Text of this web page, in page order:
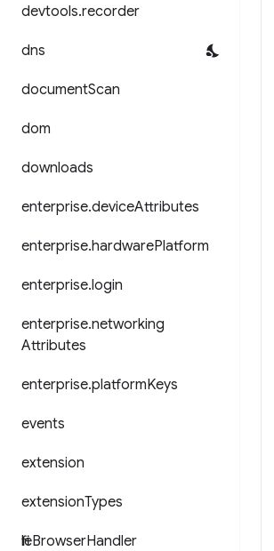
devtools.recorder
dns
documentScan
dom
downloads
enterprise.deviceAttributes
enterprise.hardwarePlatform
enterprise.login
enterprise.networking
Attributes
enterprise.platformKeys
events
extension
extensionTypes
fileBrowserHandler